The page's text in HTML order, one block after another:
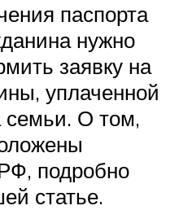
паспорта
нужно
заявку на
уплаченной
семьи. О том,
подробно
статье.